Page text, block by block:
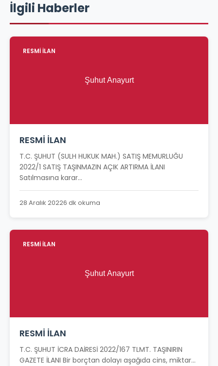
İlgili Haberler
RESMİ İLAN
RESMİ İLAN
T.C. ŞUHUT (SULH HUKUK MAH.) SATIŞ MEMURLUĞU
2022/1 SATIŞ TAŞINMAZIN AÇIK ARTIRMA İLANI
Satılmasına karar...
28 Aralık 20226 dk okuma
RESMİ İLAN
RESMİ İLAN
T.C. ŞUHUT İCRA DAİRESİ 2022/167 TLMT. TAŞINIRIN
GAZETE İLANI Bir borçtan dolayı aşağıda cins, miktar...